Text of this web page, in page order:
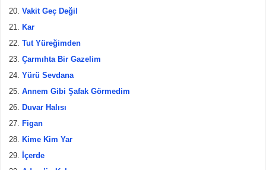
Vakit Geç Değil
Kar
Tut Yüreğimden
Çarmıhta Bir Gazelim
Yürü Sevdana
Annem Gibi Şafak Görmedim
Duvar Halısı
Figan
Kime Kim Yar
İçerde